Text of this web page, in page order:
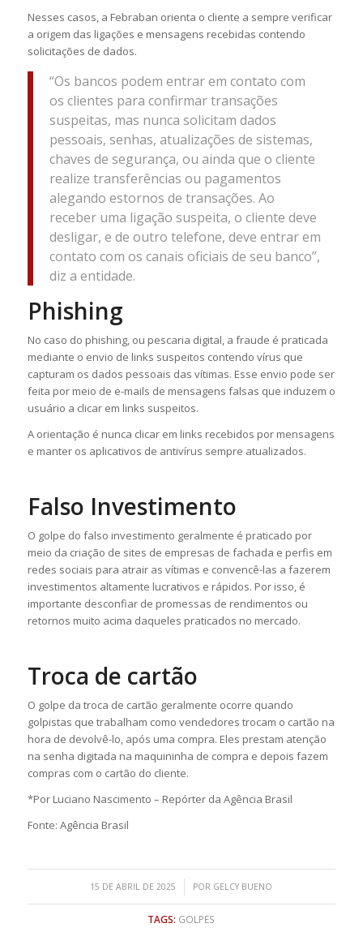
Nesses casos, a Febraban orienta o cliente a sempre verificar
a origem das ligações e mensagens recebidas contendo
solicitações de dados.
“Os bancos podem entrar em contato com
os clientes para confirmar transações
suspeitas, mas nunca solicitam dados
pessoais, senhas, atualizações de sistemas,
chaves de segurança, ou ainda que o cliente
realize transferências ou pagamentos
alegando estornos de transações. Ao
receber uma ligação suspeita, o cliente deve
desligar, e de outro telefone, deve entrar em
contato com os canais oficiais de seu banco”,
diz a entidade.
Phishing
No caso do phishing, ou pescaria digital, a fraude é praticada
mediante o envio de links suspeitos contendo vírus que
capturam os dados pessoais das vítimas. Esse envio pode ser
feita por meio de e-mails de mensagens falsas que induzem o
usuário a clicar em links suspeitos.
A orientação é nunca clicar em links recebidos por mensagens
e manter os aplicativos de antivírus sempre atualizados.
Falso Investimento
O golpe do falso investimento geralmente é praticado por
meio da criação de sites de empresas de fachada e perfis em
redes sociais para atrair as vítimas e convencê-las a fazerem
investimentos altamente lucrativos e rápidos. Por isso, é
importante desconfiar de promessas de rendimentos ou
retornos muito acima daqueles praticados no mercado.
Troca de cartão
O golpe da troca de cartão geralmente ocorre quando
golpistas que trabalham como vendedores trocam o cartão na
hora de devolvê-lo, após uma compra. Eles prestam atenção
na senha digitada na maquininha de compra e depois fazem
compras com o cartão do cliente.
*Por Luciano Nascimento – Repórter da Agência Brasil
Fonte: Agência Brasil
15 DE ABRIL DE 2025
/ POR GELCY BUENO
TAGS: GOLPES